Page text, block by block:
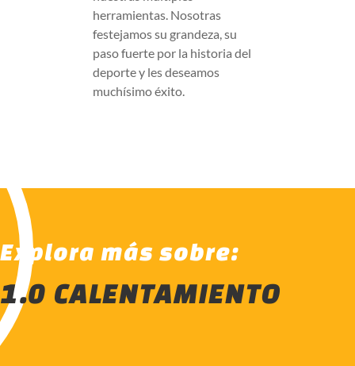
herramientas. Nosotras
festejamos su grandeza, su
paso fuerte por la historia del
deporte y les deseamos
muchísimo éxito.
Explora más sobre:
1.0 CALENTAMIENTO